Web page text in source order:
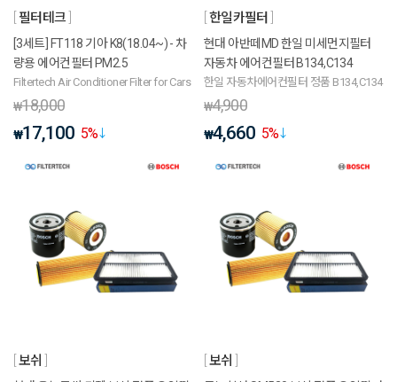
필터테크
[3세트] FT118 기아 K8(18.04~) - 차
량용 에어컨필터 PM2.5
Filtertech Air Conditioner Filter for Cars
₩18,000
₩17,100 5%
한일카필터
현대 아반떼MD 한일 미세먼지필터
자동차 에어컨필터 B134,C134
한일 자동차에어컨필터 정품 B134,C134
₩4,900
₩4,660 5%
보쉬 보쉬